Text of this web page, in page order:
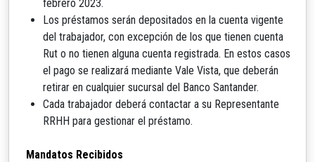
febrero 2023.
Los préstamos serán depositados en la cuenta vigente
del trabajador, con excepción de los que tienen cuenta
Rut o no tienen alguna cuenta registrada. En estos casos
el pago se realizará mediante Vale Vista, que deberán
retirar en cualquier sucursal del Banco Santander.
Cada trabajador deberá contactar a su Representante
RRHH para gestionar el préstamo.
Mandatos Recibidos